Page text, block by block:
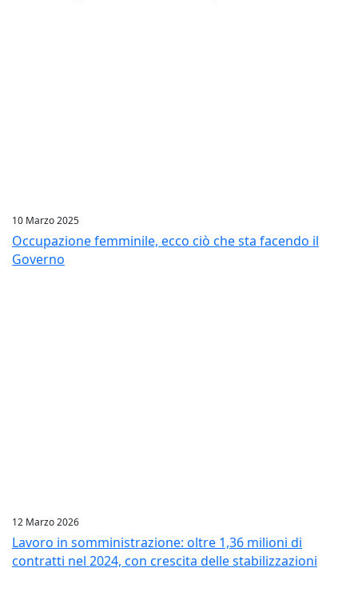
10 Marzo 2025
Occupazione femminile, ecco ciò che sta facendo il
Governo
12 Marzo 2026
Lavoro in somministrazione: oltre 1,36 milioni di
contratti nel 2024, con crescita delle stabilizzazioni